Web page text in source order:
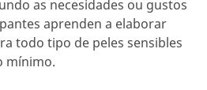
as necesidades ou gustos
aprenden a elaborar
todo tipo de peles sensibles
mínimo.